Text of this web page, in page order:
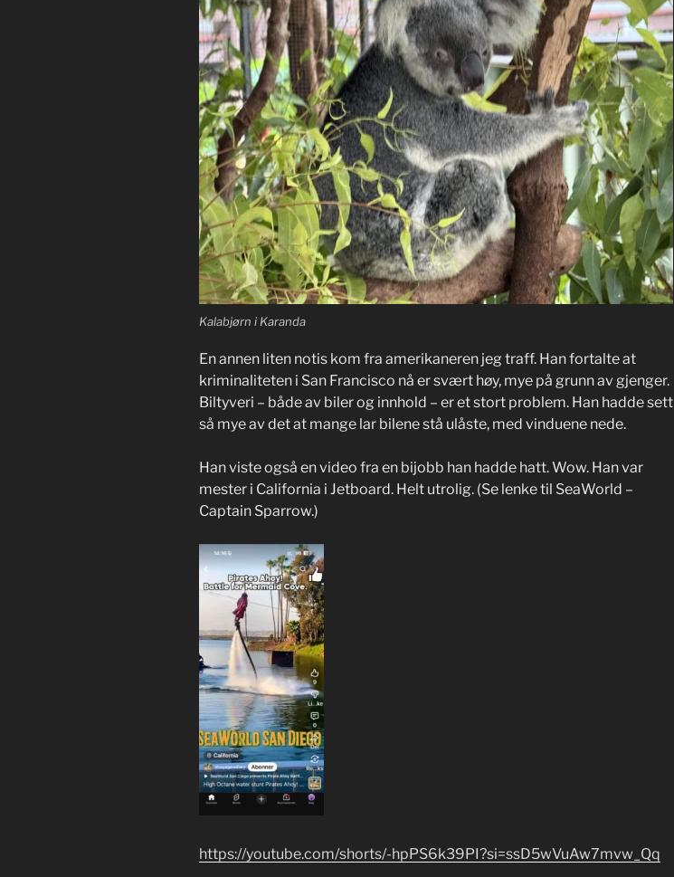
Kalabjørn i Karanda
En annen liten notis kom fra amerikaneren jeg traff. Han fortalte at
kriminaliteten i San Francisco nå er svært høy, mye på grunn av gjenger.
Biltyveri – både av biler og innhold – er et stort problem. Han hadde sett
så mye av det at mange lar bilene stå ulåste, med vinduene nede.
Han viste også en video fra en bijobb han hadde hatt. Wow. Han var
mester i California i Jetboard. Helt utrolig. (Se lenke til SeaWorld –
Captain Sparrow.)
https://youtube.com/shorts/-hpPS6k39PI?si=ssD5wVuAw7mvw_Qq